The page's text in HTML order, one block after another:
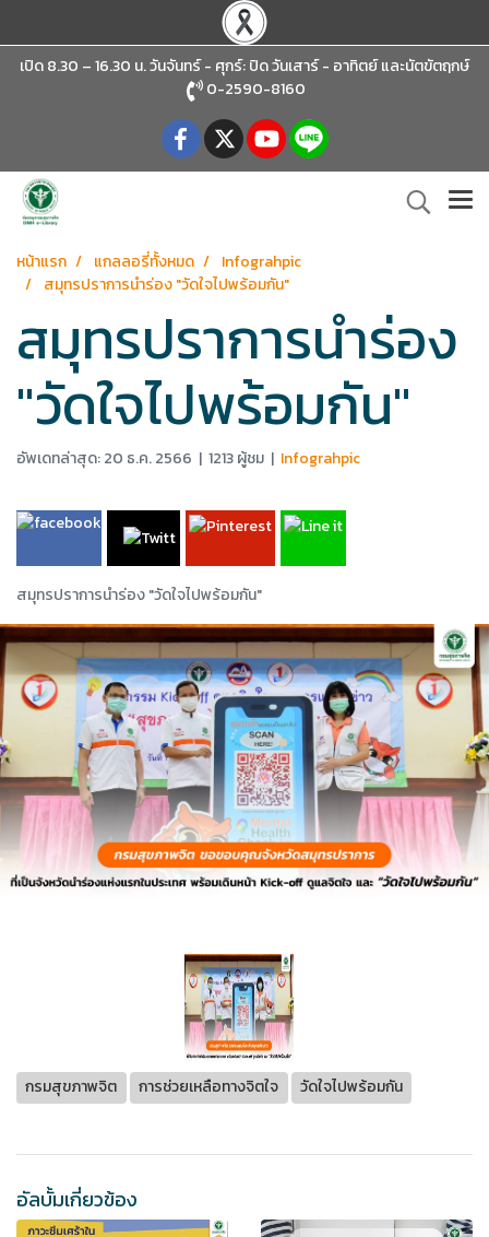
เปิด 8.30 – 16.30 น. วันจันทร์ - ศุกร์: ปิด วันเสาร์ - อาทิตย์และนัตขัตฤกษ์
0-2590-8160
หน้าแรก แกลลอรี่ทั้งหมด
Infograhpic
สมุทรปราการนำร่อง "วัดใจไปพร้อมกัน"
สมุทรปราการนำร่อง
"วัดใจไปพร้อมกัน"
อัพเดทล่าสุด: 20 ธ.ค. 2566 | 1213 ผู้ชม | Infograhpic
สมุทรปราการนำร่อง "วัดใจไปพร้อมกัน"
กรมสุขภาพจิต การช่วยเหลือทางจิตใจ วัดใจไปพร้อมกัน
อัลบั้มเกี่ยวข้อง